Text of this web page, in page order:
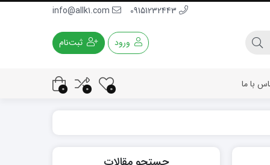
ورود ثبت‌نام
با ما 0
0
0